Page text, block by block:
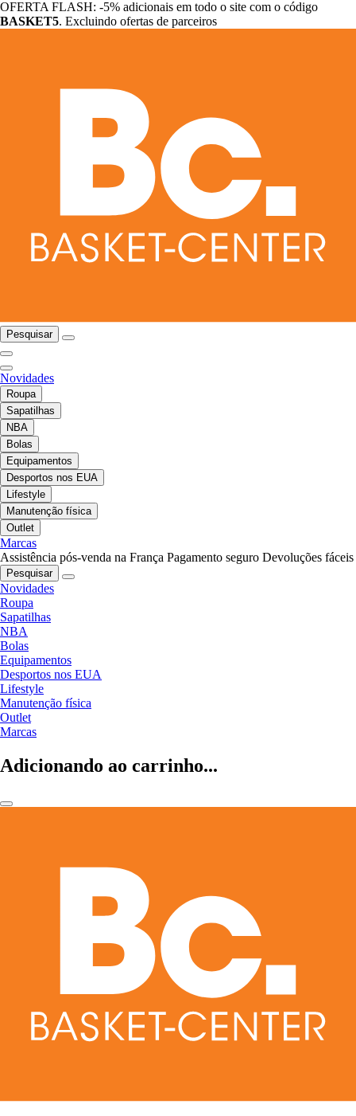
OFERTA FLASH: -5% adicionais em todo o site com o código
BASKET5. Excluindo ofertas de parceiros
Pesquisar
Novidades
Roupa
Sapatilhas
NBA
Bolas
Equipamentos
Desportos nos EUA
Lifestyle
Manutenção física
Outlet
Marcas
Assistência pós-venda na França Pagamento seguro Devoluções fáceis
Pesquisar
Novidades
Roupa
Sapatilhas
NBA
Bolas
Equipamentos
Desportos nos EUA
Lifestyle
Manutenção física
Outlet
Marcas
Adicionando ao carrinho...